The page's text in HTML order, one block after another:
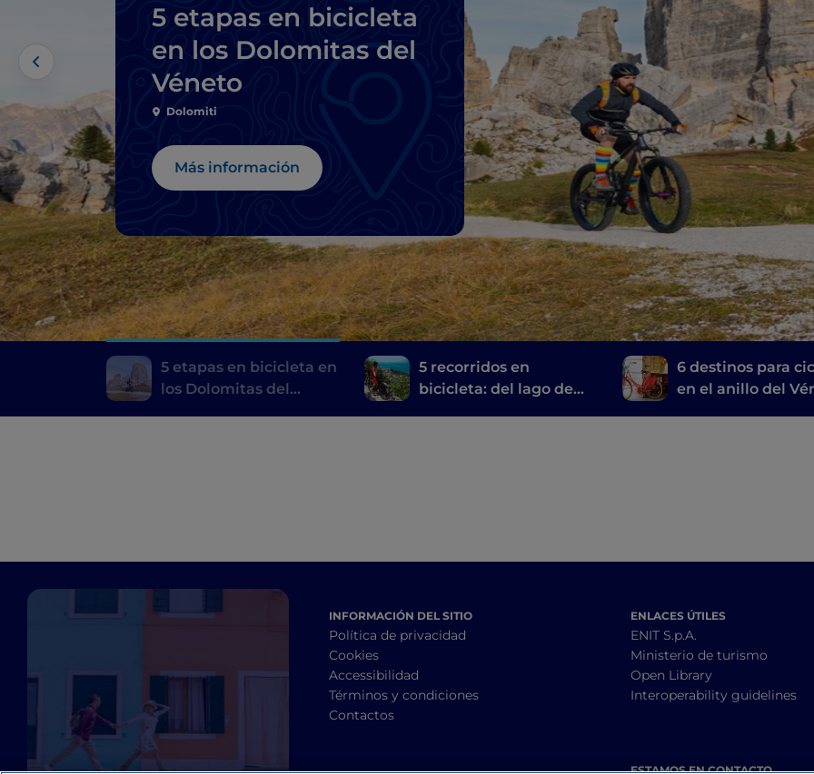
5 etapas en bicicleta
en los Dolomitas del
Véneto
Dolomiti
Más información
5 etapas en bicicleta en
los Dolomitas del
5 recorridos en
bicicleta: del lago de
6 destinos para
en el anillo del
INFORMACIÓN DEL SITIO
Política de privacidad
Cookies
Accessibilidad
Términos y condiciones
Contactos
ENLACES ÚTILES
ENIT S.p.A.
Ministerio de turismo
Open Library
Interoperability guidelines
ESTAMOS EN CONTACTO